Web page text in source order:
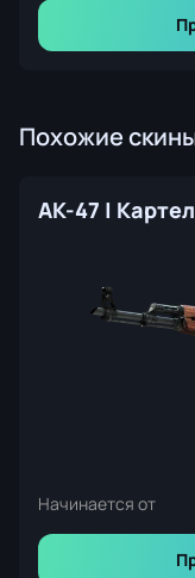
Похожие
AK-47 |
Начинается от